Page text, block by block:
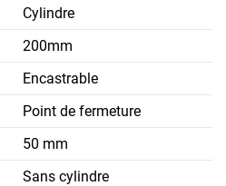
Cylindre
200mm
Encastrable
Point de fermeture
50 mm
Sans cylindre